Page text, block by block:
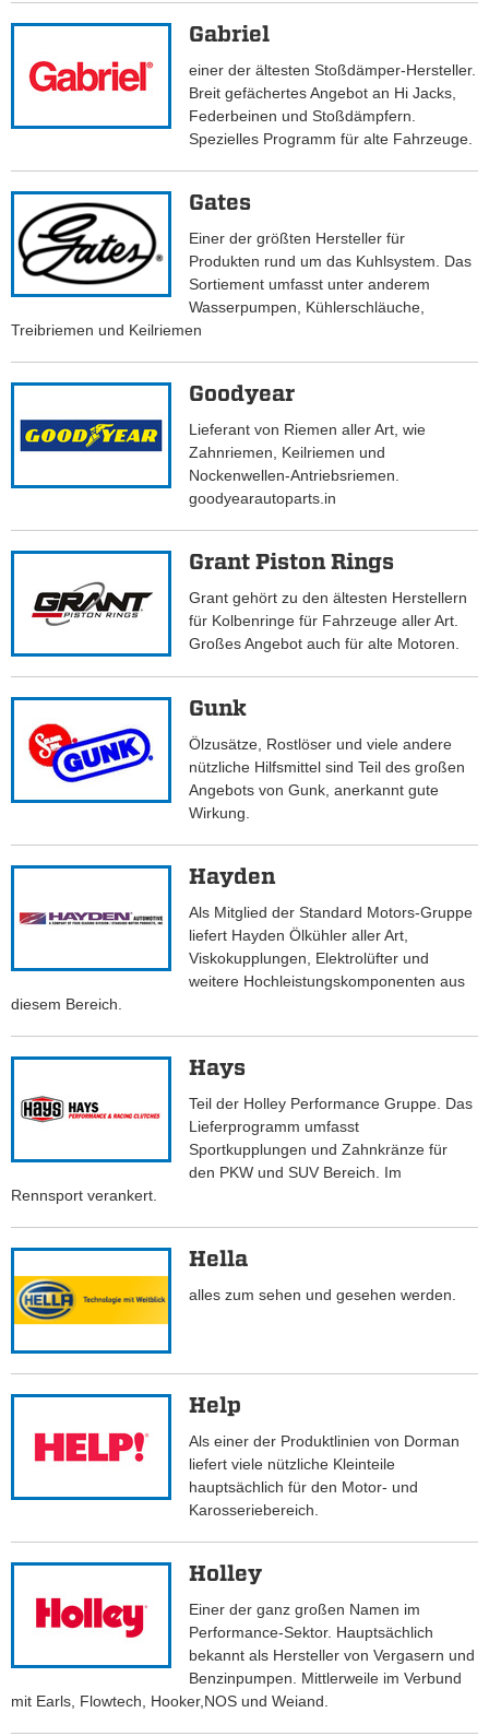
Gabriel
einer der ältesten Stoßdämper-Hersteller.
Breit gefächertes Angebot an Hi Jacks,
Federbeinen und Stoßdämpfern.
Spezielles Programm für alte Fahrzeuge.
Gates
Einer der größten Hersteller für
Produkten rund um das Kuhlsystem. Das
Sortiement umfasst unter anderem
Wasserpumpen, Kühlerschläuche,
Treibriemen und Keilriemen
Goodyear
Lieferant von Riemen aller Art, wie
Zahnriemen, Keilriemen und
Nockenwellen-Antriebsriemen.
goodyearautoparts.in
Grant Piston Rings
Grant gehört zu den ältesten Herstellern
für Kolbenringe für Fahrzeuge aller Art.
Großes Angebot auch für alte Motoren.
Gunk
Ölzusätze, Rostlöser und viele andere
nützliche Hilfsmittel sind Teil des großen
Angebots von Gunk, anerkannt gute
Wirkung.
Hayden
Als Mitglied der Standard Motors-Gruppe
liefert Hayden Ölkühler aller Art,
Viskokupplungen, Elektrolüfter und
weitere Hochleistungskomponenten aus
diesem Bereich.
Hays
Teil der Holley Performance Gruppe. Das
Lieferprogramm umfasst
Sportkupplungen und Zahnkränze für
den PKW und SUV Bereich. Im
Rennsport verankert.
Hella
alles zum sehen und gesehen werden.
Help
Als einer der Produktlinien von Dorman
liefert viele nützliche Kleinteile
hauptsächlich für den Motor- und
Karosseriebereich.
Holley
Einer der ganz großen Namen im
Performance-Sektor. Hauptsächlich
bekannt als Hersteller von Vergasern und
Benzinpumpen. Mittlerweile im Verbund
mit Earls, Flowtech, Hooker,NOS und Weiand.